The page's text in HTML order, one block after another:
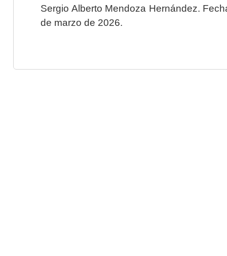
Sergio Alberto Mendoza Hernández.
de marzo de 2026.